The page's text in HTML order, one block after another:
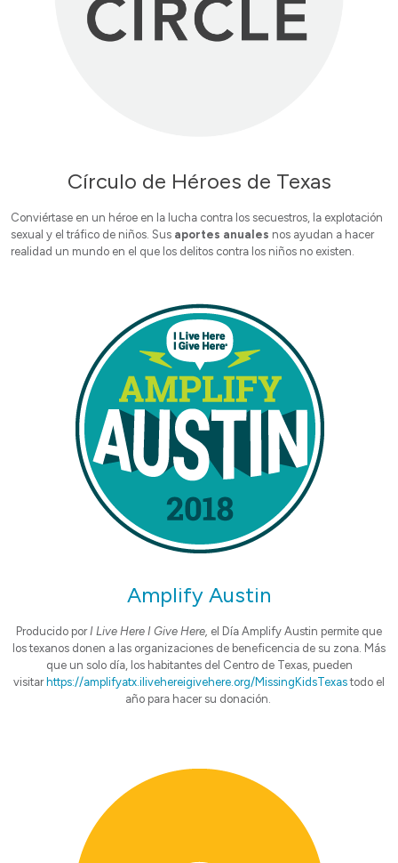
Círculo de Héroes de Texas
Conviértase en un héroe en la lucha contra los secuestros, la explotación
sexual y el tráfico de niños. Sus aportes anuales nos ayudan a hacer
realidad un mundo en el que los delitos contra los niños no existen.
Amplify Austin
Producido porI Live Here I Give Here, el Día Amplify Austin permite que
los texanos donen a las organizaciones de beneficencia de su zona. Más
que un solo día, los habitantes del Centro de Texas, pueden
visitar https://amplifyatx.ilivehereigivehere.org/MissingKidsTexas todo el
año para hacer su donación.